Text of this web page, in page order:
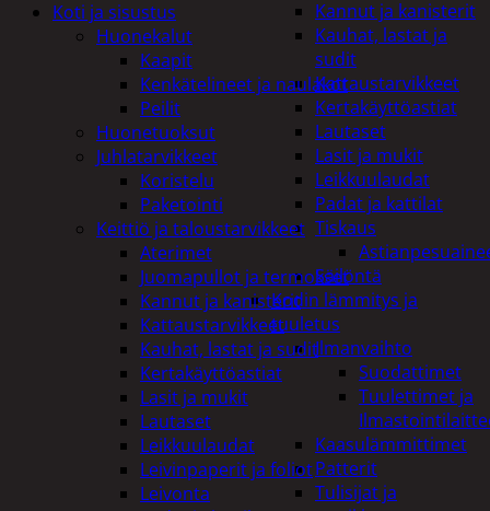
Kannut ja kanisterit
Kauhat, lastat ja
sudit
Kattaustarvikkeet
Kertakäyttöastiat
Lautaset
Lasit ja mukit
Leikkuulaudat
Padat ja kattilat
Tiskaus
Säilöntä
Kodin lämmitys ja
tuuletus
Ilmanvaihto
Suodattimet
Tuulettimet ja
Kaasulämmittimet
Patterit
Tulisijat ja
Koti ja sisustus
Huonekalut
Kaapit
Kenkätelineet ja naulakot
Peilit
Huonetuoksut
Juhlatarvikkeet
Koristelu
Paketointi
Keittiö ja taloustarvikkeet
Aterimet
Juomapullot ja termokset
Kannut ja kanisterit
Kattaustarvikkeet
Kauhat, lastat ja sudit
Kertakäyttöastiat
Lasit ja mukit
Lautaset
Leikkuulaudat
Leivinpaperit ja foliot
Leivonta